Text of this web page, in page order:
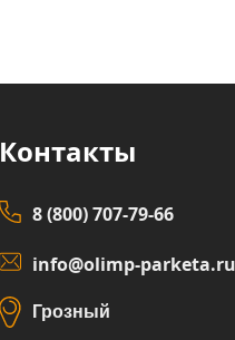
Контакты
8 (800) 707-79-66
info@olimp-parketa.ru
Грозный